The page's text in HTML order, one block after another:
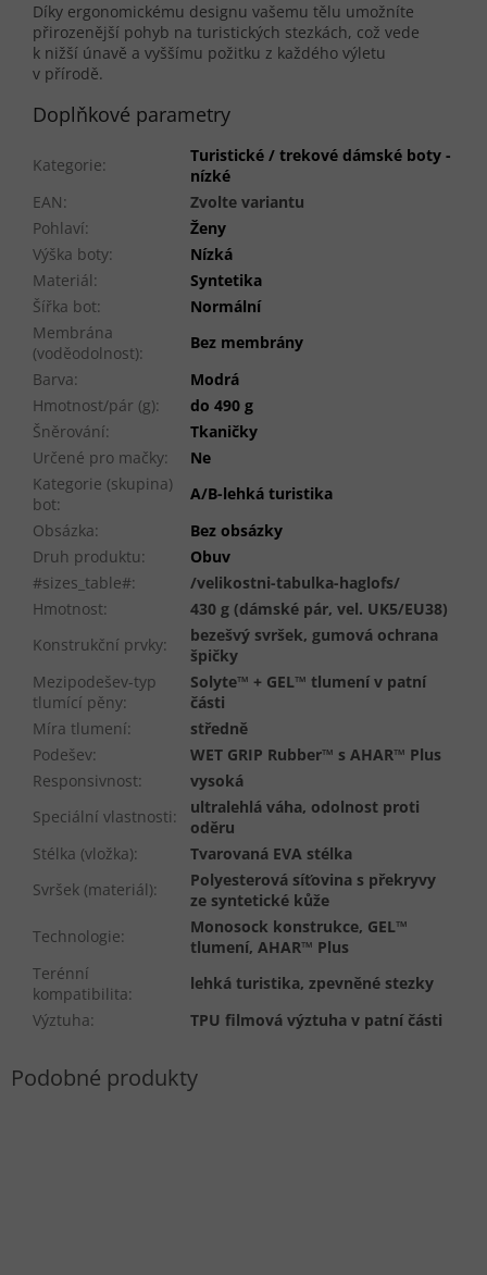
Díky ergonomickému designu vašemu tělu umožníte
přirozenější pohyb na turistických stezkách, což vede
k nižší únavě a vyššímu požitku z každého výletu
v přírodě.
Doplňkové parametry
Kategorie:
Turistické / trekové dámské boty -
nízké
EAN:
Zvolte variantu
Pohlaví:
Ženy
Výška boty:
Nízká
Materiál:
Syntetika
Šířka bot:
Normální
Membrána
(voděodolnost):
Bez membrány
Barva:
Modrá
Hmotnost/pár (g):
do 490 g
Šněrování:
Tkaničky
Určené pro mačky:
Ne
Kategorie (skupina)
bot:
A/B-lehká turistika
Obsázka:
Bez obsázky
Druh produktu:
Obuv
#sizes_table#:
/velikostni-tabulka-haglofs/
Hmotnost:
430 g (dámské pár, vel. UK5/EU38)
Konstrukční prvky:
bezešvý svršek, gumová ochrana
špičky
Mezipodešev-typ
tlumící pěny:
Solyte™ + GEL™ tlumení v patní
části
Míra tlumení:
středně
Podešev:
WET GRIP Rubber™ s AHAR™ Plus
Responsivnost:
vysoká
Speciální vlastnosti:
ultralehlá váha, odolnost proti
oděru
Stélka (vložka):
Tvarovaná EVA stélka
Svršek (materiál):
Polyesterová síťovina s překryvy
ze syntetické kůže
Technologie:
Monosock konstrukce, GEL™
tlumení, AHAR™ Plus
Terénní
kompatibilita:
lehká turistika, zpevněné stezky
Výztuha: TPU filmová výztuha v patní části